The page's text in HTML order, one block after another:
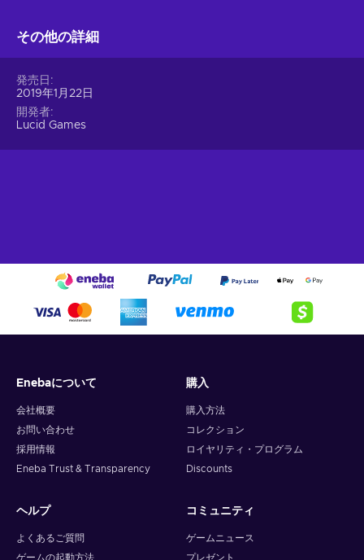
その他の詳細
発売日
2019年1月22日
開発者
Lucid Games
Enebaについて
会社概要
お問い合わせ
採用情報
Eneba Trust & Transparency
購入
購入方法
コレクション
ロイヤリティ・プログラム
Discounts
ヘルプ
よくあるご質問
ゲームの起動方法
コミュニティ
ゲームニュース
プレゼント